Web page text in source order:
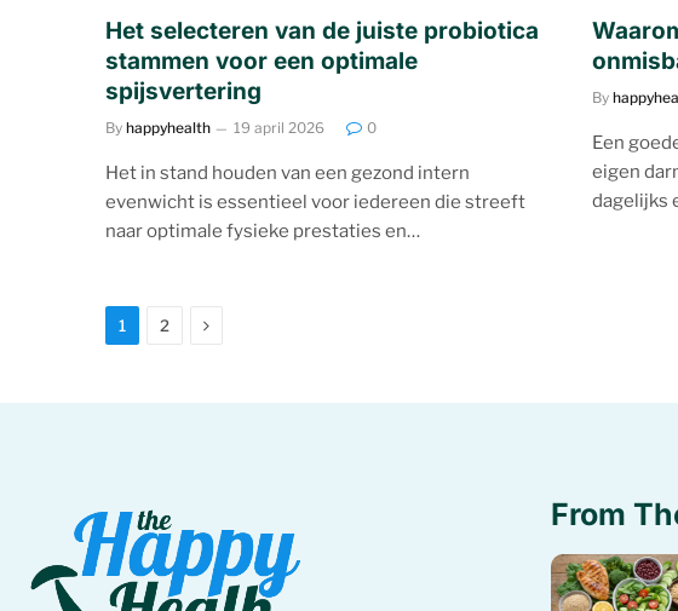
Het selecteren van de juiste probiotica
stammen voor een optimale
spijsvertering
By happyhealth 19 april 2026 0
Het in stand houden van een gezond intern
evenwicht is essentieel voor iedereen die streeft
naar optimale fysieke prestaties en…
By
Een
eigen
dagelijks
1 2 Next
From